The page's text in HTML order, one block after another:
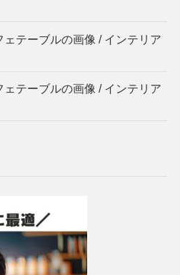
ェテーブルの画像 / インテリア
ェテーブルの画像 / インテリア